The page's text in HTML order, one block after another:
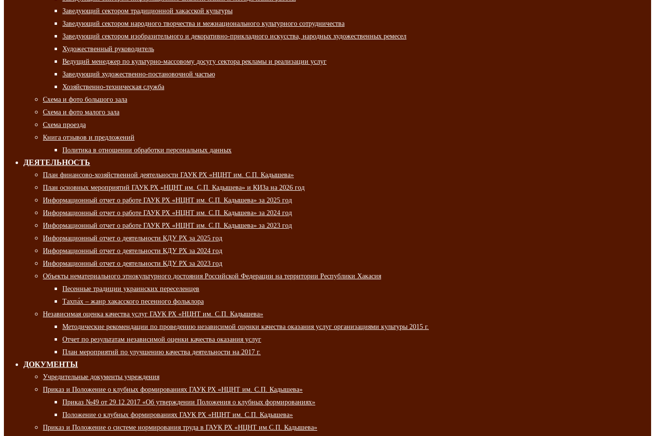
Заведующий сектором традиционной хакасской культуры
Заведующий сектором народного творчества и межнационального культурного сотрудничества
Заведующий сектором изобразительного и декоративно-прикладного искусства, народных художественных ремесел
Художественный руководитель
Ведущий менеджер по культурно-массовому досугу сектора рекламы и реализации услуг
Заведующий художественно-постановочной частью
Хозяйственно-техническая служба
Схема и фото большого зала
Схема и фото малого зала
Схема проезда
Книга отзывов и предложений
Политика в отношении обработки персональных данных
ДЕЯТЕЛЬНОСТЬ
План финансово-хозяйственной деятельности ГАУК РХ «НЦНТ им. С.П. Кадышева»
План основных мероприятий ГАУК РХ «НЦНТ им. С.П. Кадышева» и КИЗа на 2026 год
Информационный отчет о работе ГАУК РХ «НЦНТ им. С.П. Кадышева» за 2025 год
Информационный отчет о работе ГАУК РХ «НЦНТ им. С.П. Кадышева» за 2024 год
Информационный отчет о работе ГАУК РХ «НЦНТ им. С.П. Кадышева» за 2023 год
Информационный отчет о деятельности КДУ РХ за 2025 год
Информационный отчет о деятельности КДУ РХ за 2024 год
Информационный отчет о деятельности КДУ РХ за 2023 год
Объекты нематериального этнокультурного достояния Российской Федерации на территории Республики Хакасия
Песенные традиции украинских переселенцев
Тахпа́х – жанр хакасского песенного фольклора
Независимая оценка качества услуг ГАУК РХ «НЦНТ им. С.П. Кадышева»
Методические рекомендации по проведению независимой оценки качества оказания услуг организациями культуры 2015 г.
Отчет по результатам независимой оценки качества оказания услуг
План мероприятий по улучшению качества деятельности на 2017 г.
ДОКУМЕНТЫ
Учредительные документы учреждения
Приказ и Положение о клубных формированиях ГАУК РХ «НЦНТ им. С.П. Кадышева»
Приказ №49 от 29.12.2017 «Об утверждении Положения о клубных формированиях»
Положение о клубных формированиях ГАУК РХ «НЦНТ им. С.П. Кадышева»
Приказ и Положение о системе нормирования труда в ГАУК РХ «НЦНТ им.С.П. Кадышева»